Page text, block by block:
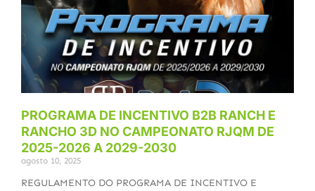
PROGRAMA DE INCENTIVO B2B RANCH E
RANCHO 3D NO CAMPEONATO RJQM DE
2025-2026 A 2029-2030
agosto 10, 2025
REGULAMENTO DO PROGRAMA DE INCENTIVO E